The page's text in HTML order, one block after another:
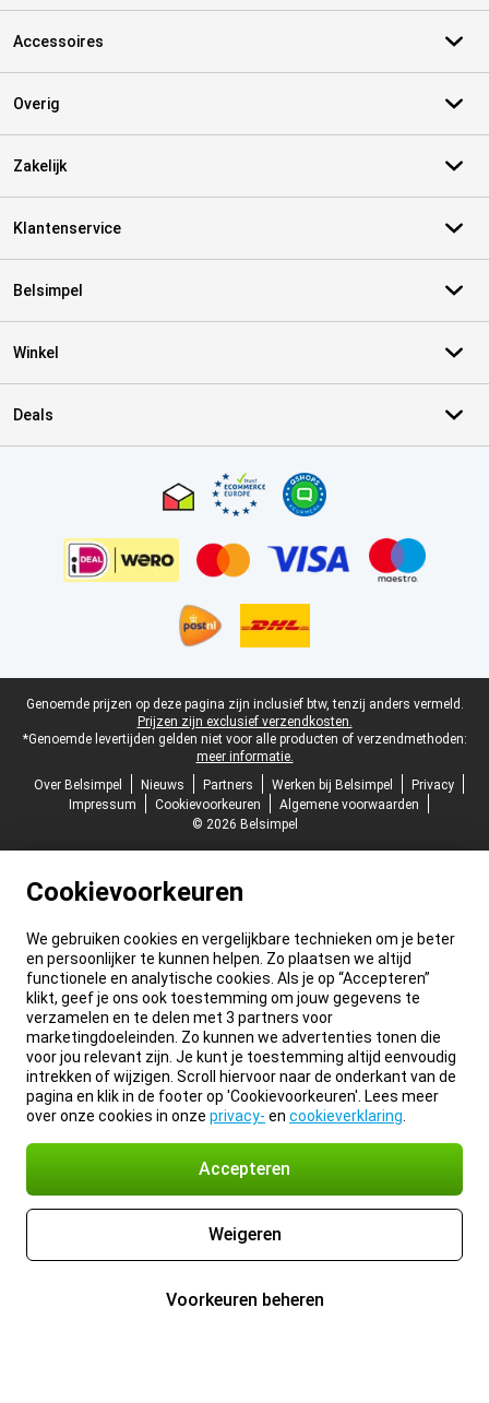
Accessoires
Overig
Zakelijk
Klantenservice
Belsimpel
Winkel
Deals
Juridische voettekst
Genoemde prijzen op deze pagina zijn inclusief btw, tenzij anders vermeld.
Prijzen zijn exclusief verzendkosten.
*Genoemde levertijden gelden niet voor alle producten of verzendmethoden:
meer informatie.
Over Belsimpel
Nieuws Partners Werken bij Belsimpel
Privacy
Impressum
Cookievoorkeuren
Algemene voorwaarden
© 2026 Belsimpel
Cookievoorkeuren
We gebruiken cookies en vergelijkbare technieken om je beter
en persoonlijker te kunnen helpen. Zo plaatsen we altijd
functionele en analytische cookies. Als je op “Accepteren”
klikt, geef je ons ook toestemming om jouw gegevens te
verzamelen en te delen met 3 partners voor
marketingdoeleinden. Zo kunnen we advertenties tonen die
voor jou relevant zijn. Je kunt je toestemming altijd eenvoudig
intrekken of wijzigen. Scroll hiervoor naar de onderkant van de
pagina en klik in de footer op 'Cookievoorkeuren'. Lees meer
over onze cookies in onze privacy- en cookieverklaring
Accepteren
Weigeren
Voorkeuren beheren